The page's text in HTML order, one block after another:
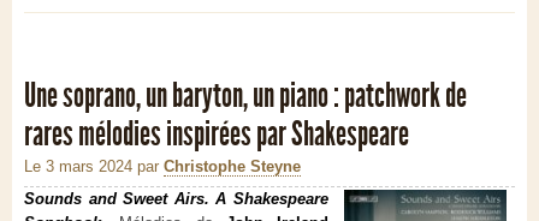
Une soprano, un baryton, un piano : patchwork de
rares mélodies inspirées par Shakespeare
Le 3 mars 2024 par Christophe Steyne
Sounds and Sweet Airs. A Shakespeare